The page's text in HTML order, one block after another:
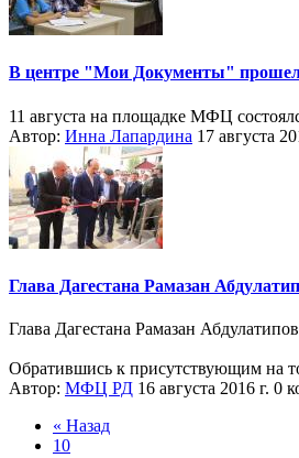
В центре "Мои Документы" прошел
11 августа на площадке МФЦ
Автор: Инна Лапардина 17 августа
Глава Дагестана Рамазан
Глава Дагестана Рамазан
Обратившись к присутствующим на
Автор: МФЦ РД 16 августа 2016 г. 0
« Назад
10